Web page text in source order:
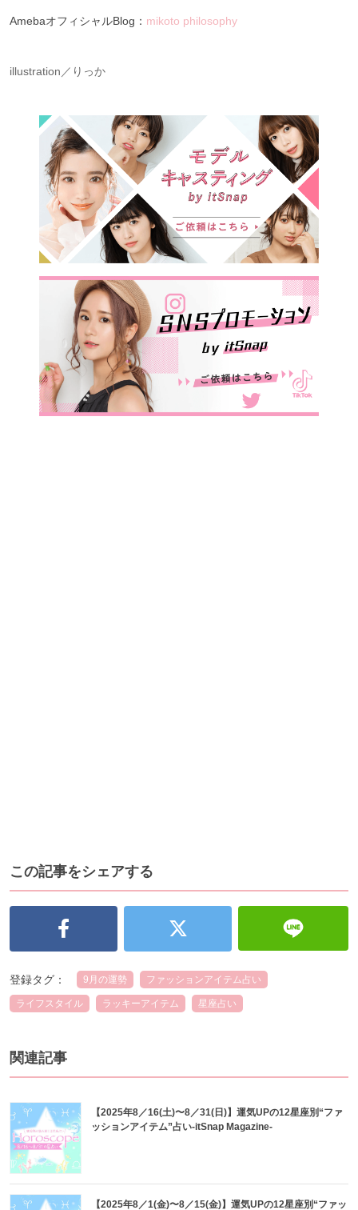
AmebaオフィシャルBlog： mikoto philosophy
illustration／りっか
この記事をシェアする
登録タグ： 9月の運勢 ファッションアイテム占い
ライフスタイル ラッキーアイテム 星座占い
関連記事
【2025年8／16(土)〜8／31(日)】運気UPの12星座別“ファ
ッションアイテム”占い-itSnap Magazine-
【2025年8／1(金)〜8／15(金)】運気UPの12星座別“ファッ